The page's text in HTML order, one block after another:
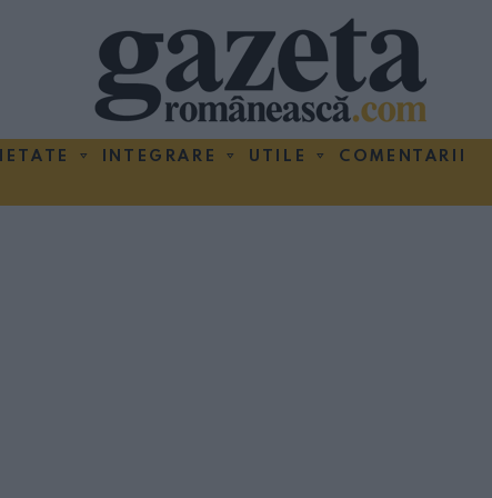
INTEGRARE UTILE COMENTARII